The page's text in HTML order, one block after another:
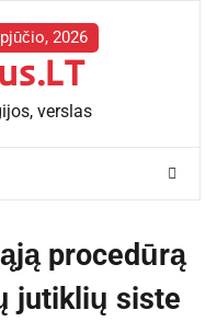
2026
verslas
procedūrą
jutiklių siste